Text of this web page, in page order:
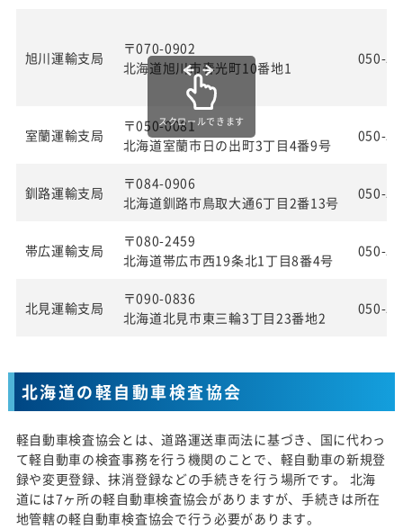
旭川運輸支局
〒070-0902
北海道旭川市春光町10番地1
050-
室蘭運輸支局
〒050-0081
北海道室蘭市日の出町3丁目4番9号
050-
釧路運輸支局
〒084-0906
北海道釧路市鳥取大通6丁目2番13号
050-
帯広運輸支局
〒080-2459
北海道帯広市西19条北1丁目8番4号
050-
北見運輸支局
〒090-0836
北海道北見市東三輪3丁目23番地2
050-
スクロールできます
北海道の軽自動車検査協会
軽自動車検査協会とは、道路運送車両法に基づき、国に代わっ
て軽自動車の検査事務を行う機関のことで、軽自動車の新規登
録や変更登録、抹消登録などの手続きを行う場所です。 北海
道には7ヶ所の軽自動車検査協会がありますが、手続きは所在
地管轄の軽自動車検査協会で行う必要があります。